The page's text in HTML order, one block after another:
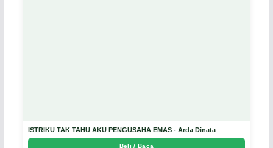
ISTRIKU TAK TAHU AKU PENGUSAHA EMAS - Arda Dinata
Beli / Baca